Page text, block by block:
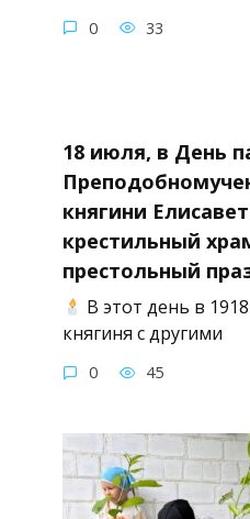
0 33
18 июля, в День
княгини
крестильный
престольный
В этот день в
княгиня с другими
0 45